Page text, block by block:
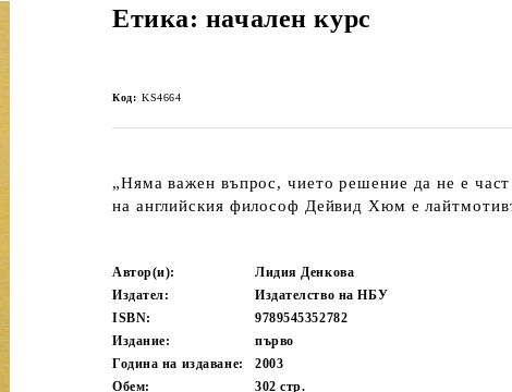
Етика: начален курс
Код: KS4664
„Няма важен въпрос, чието решение да не е
на английския философ Дейвид Хюм е
Автор(и):
Лидия Денкова
Издател:
Издателство на НБУ
ISBN:
9789545352782
Издание:
първо
Година на издаване:
2003
Обем:
302стр.